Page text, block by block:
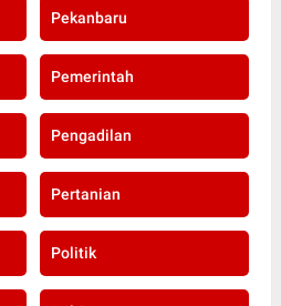
Pekanbaru
Pemerintah
Pengadilan
Pertanian
Politik